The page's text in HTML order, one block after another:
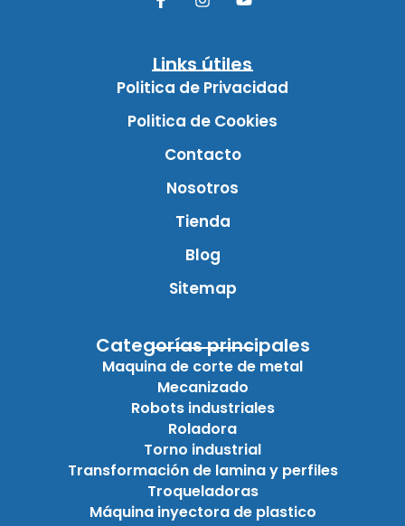
Links útiles
Politica de Privacidad
Politica de Cookies
Contacto
Nosotros
Tienda
Blog
Sitemap
Categorías principales
Maquina de corte de metal
Mecanizado
Robots industriales
Roladora
Torno industrial
Transformación de lamina y perfiles
Troqueladoras
Máquina inyectora de plastico